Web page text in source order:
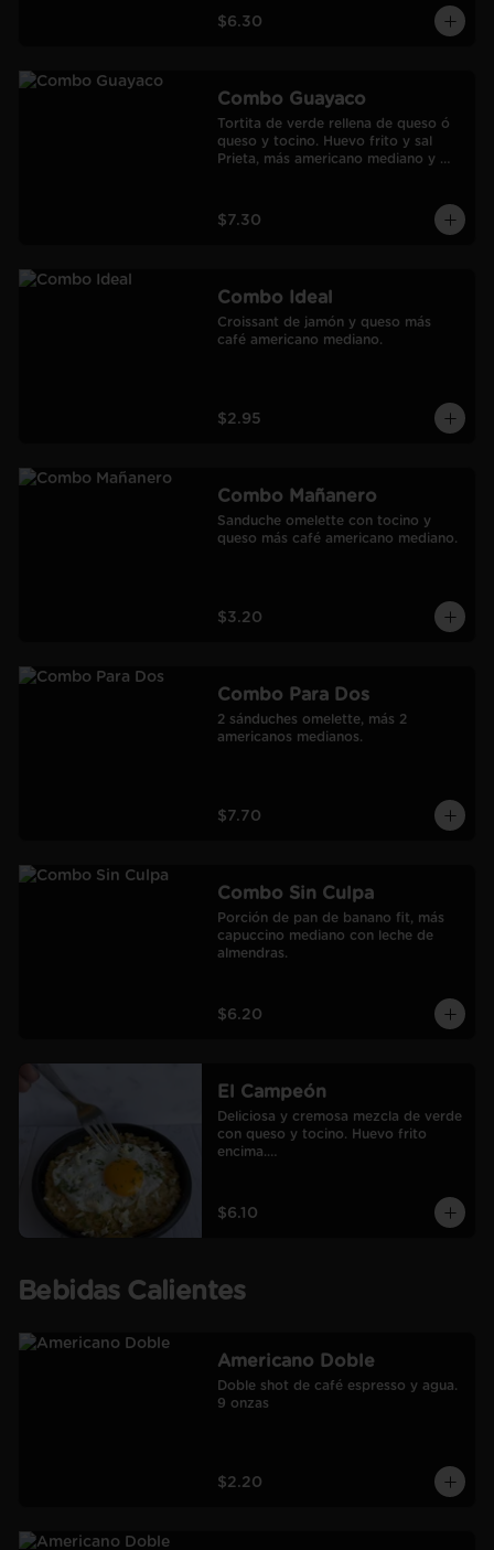
$6.30
Combo Guayaco
Tortita de verde rellena de queso ó
queso y tocino. Huevo frito y sal
Prieta, más americano mediano y
$7.30
Combo Ideal
Croissant de jamón y queso más
café americano mediano.
$2.95
Combo Mañanero
Sanduche omelette con tocino y
queso más café americano mediano.
$3.20
Combo Para Dos
2 sánduches omelette, más 2
americanos medianos.
$7.70
Combo Sin Culpa
Porción de pan de banano fit, más
capuccino mediano con leche de
almendras.
$6.20
El Campeón
Deliciosa y cremosa mezcla de verde
con queso y tocino. Huevo frito
encima.
$6.10
Bebidas Calientes
Americano Doble
Doble shot de café espresso y agua.
9 onzas
$2.20